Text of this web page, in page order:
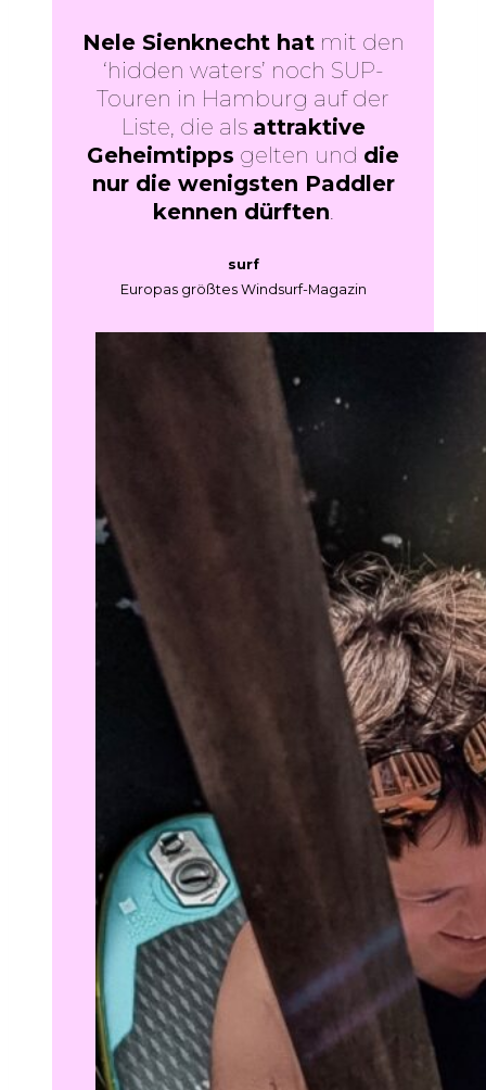
Nele Sienknecht hatmit den
‘hidden waters’ noch SUP-
Touren in Hamburg auf der
Liste, die als attraktive
Geheimtipps gelten und die
nur die wenigsten Paddler
kennen dürften
surf
Europas größtes Windsurf-Magazin